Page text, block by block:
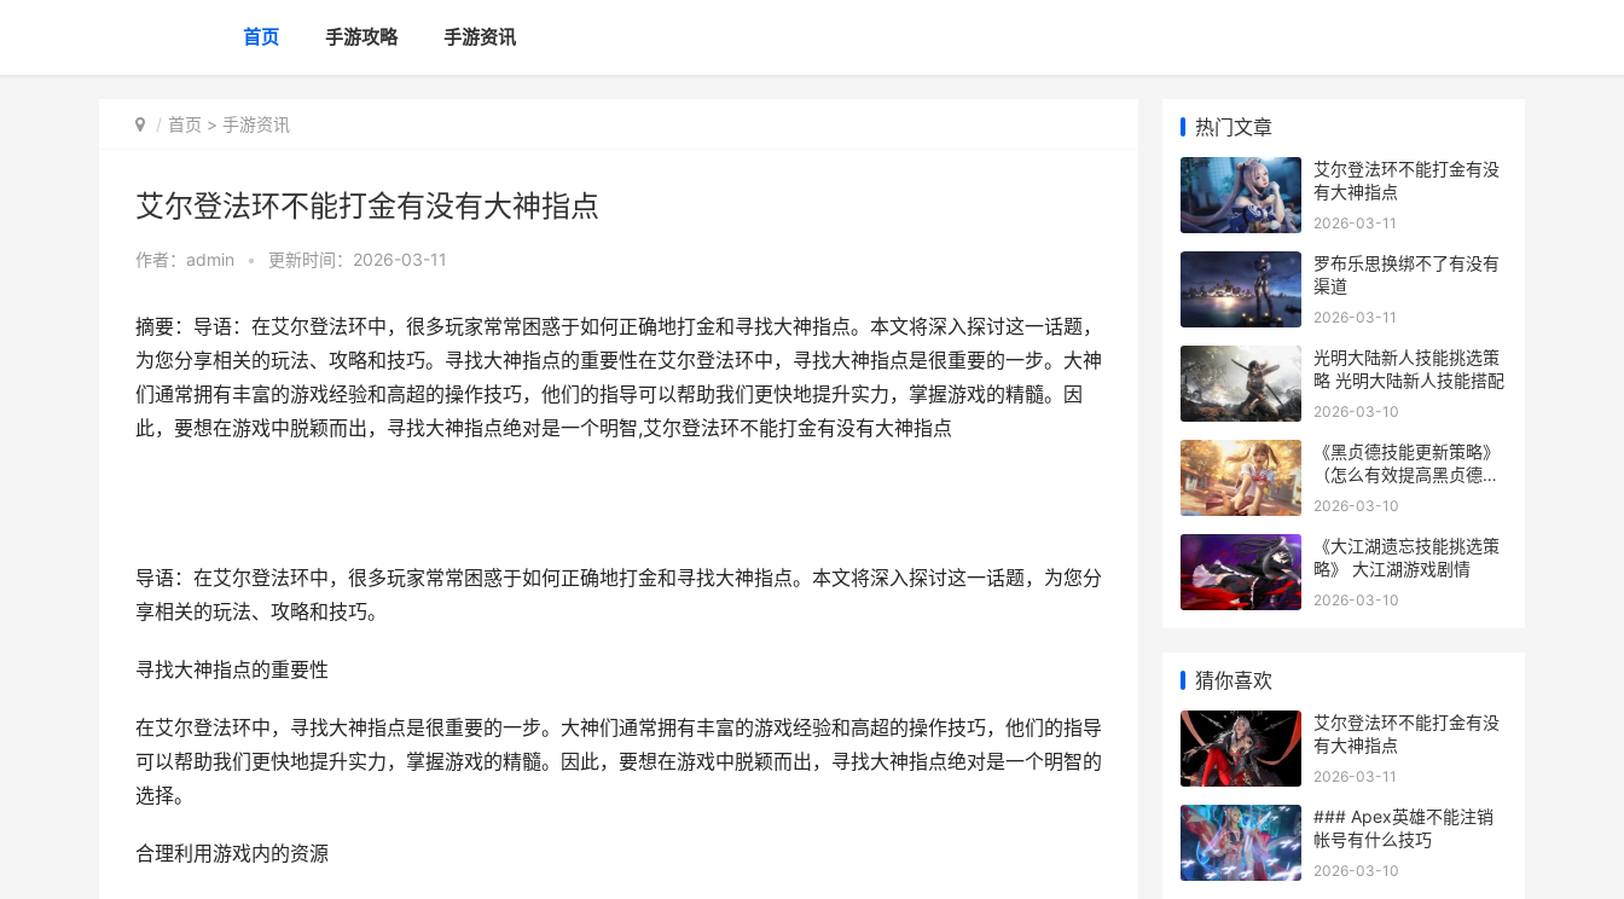
首页 手游攻略 手游资讯
首页 > 手游资讯
艾尔登法环不能打金有没有大神指点
作者： admin • 更新时间：2026-03-11
摘要：导语：在艾尔登法环中，很多玩家常常困惑于如何正确地打金和寻找大神指点。本文将深入探讨这一话题，
为您分享相关的玩法、攻略和技巧。寻找大神指点的重要性在艾尔登法环中，寻找大神指点是很重要的一步。大神
们通常拥有丰富的游戏经验和高超的操作技巧，他们的指导可以帮助我们更快地提升实力，掌握游戏的精髓。因
此，要想在游戏中脱颖而出，寻找大神指点绝对是一个明智,艾尔登法环不能打金有没有大神指点
导语：在艾尔登法环中，很多玩家常常困惑于如何正确地打金和寻找大神指点。本文将深入探讨这一话题，为您分
享相关的玩法、攻略和技巧。
寻找大神指点的重要性
在艾尔登法环中，寻找大神指点是很重要的一步。大神们通常拥有丰富的游戏经验和高超的操作技巧，他们的指导
可以帮助我们更快地提升实力，掌握游戏的精髓。因此，要想在游戏中脱颖而出，寻找大神指点绝对是一个明智的
选择。
合理利用游戏内的资源
热门文章
艾尔登法环不能打金有没
有大神指点
2026-03-11
罗布乐思换绑不了有没有
渠道
2026-03-11
光明大陆新人技能挑选策
略 光明大陆新人技能搭配
2026-03-10
《黑贞德技能更新策略》
（怎么有效提高黑贞德的
技能等级 黑贞德技能升级
2026-03-10
《大江湖遗忘技能挑选策
略》 大江湖游戏剧情
2026-03-10
猜你喜欢
艾尔登法环不能打金有没
有大神指点
2026-03-11
### Apex英雄不能注销
帐号有什么技巧
2026-03-10